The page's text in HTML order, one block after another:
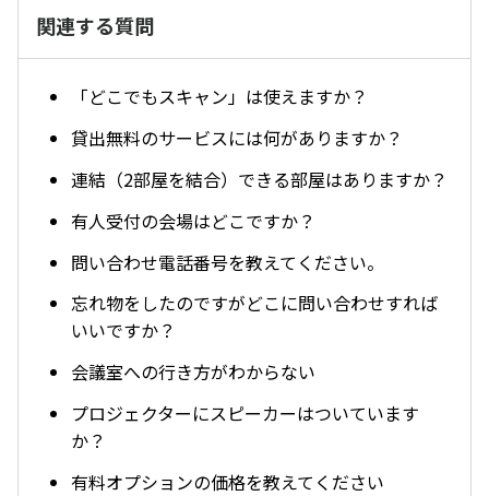
関連する質問
「どこでもスキャン」は使えますか？
貸出無料のサービスには何がありますか？
連結（2部屋を結合）できる部屋はありますか？
有人受付の会場はどこですか？
問い合わせ電話番号を教えてください。
忘れ物をしたのですがどこに問い合わせすれば
いいですか？
会議室への行き方がわからない
プロジェクターにスピーカーはついています
か？
有料オプションの価格を教えてください